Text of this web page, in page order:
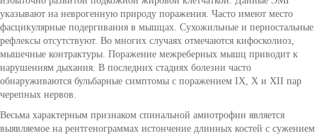
указывают на неврогенную природу поражения. Часто имеют место
фасцикулярные подергивания в мышцах. Сухожильные и периостальные
рефлексы отсутствуют. Во многих случаях отмечаются кифосколиоз,
мышечные контрактуры. Поражение межреберных мышц приводит к
нарушениям дыхания. В последних стадиях болезни часто
обнаруживаются бульбарные симптомы с поражением IX, X и XII пар
черепных нервов.
Весьма характерным признаком спинальной амиотрофии является
выявляемое на рентгенограммах истончение длинных костей с сужением